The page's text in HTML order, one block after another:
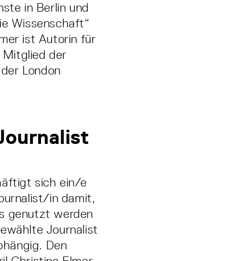
in Berlin und
Wissenschaft“
ist Autorin für
Mitglied der
London
sich ein/e
in damit,
genutzt werden
Journalist
Den